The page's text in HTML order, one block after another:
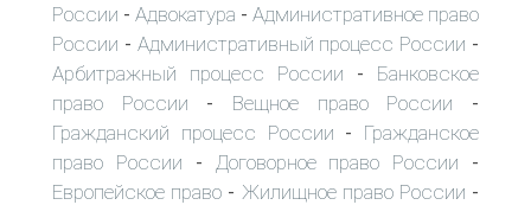
России - Адвокатура - Административное право
России - Административный процесс России -
Арбитражный процесс России - Банковское
право России - Вещное право России -
Гражданский процесс России - Гражданское
право России - Договорное право России -
Европейское право - Жилищное право России -